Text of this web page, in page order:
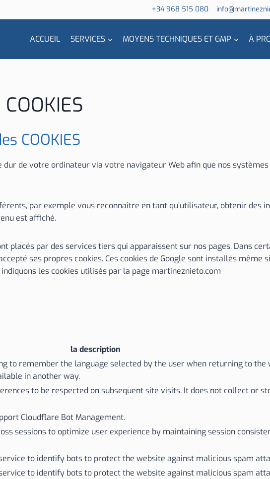
+34 968 515 080
ACCUEIL SERVICES MOYENS TECHNIQUES ET GMP À
COOKIES
de votre ordinateur via votre navigateur Web afin que nos
par exemple vous reconnaître en tant qu’utilisateur, obtenir des
est affiché.
placés par des services tiers qui apparaissent sur nos pages. Dans
ses propres cookies. Ces cookies de Google sont installés même
les cookies utilisés par la page martineznieto.com
la description
to remember the language selected by the user when returning to the
in another way.
to be respected on subsequent site visits. It does not collect or
Cloudflare Bot Management.
sessions to optimize user experience by maintaining session
to identify bots to protect the website against malicious spam
to identify bots to protect the website against malicious spam